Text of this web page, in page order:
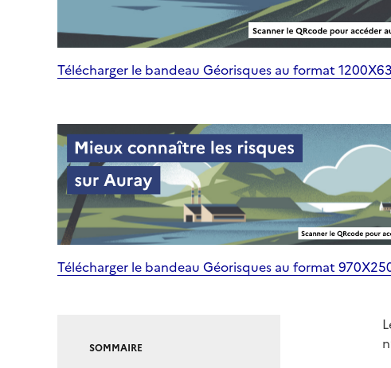
Télécharger le bandeau Géorisques au format
Télécharger le bandeau Géorisques au format
SOMMAIRE